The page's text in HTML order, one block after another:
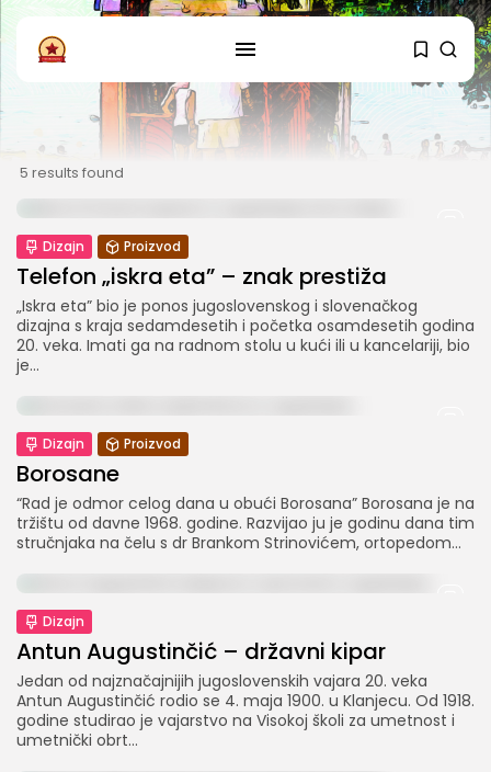
PRATITE NAS
Instagram
PRIDRUŽITE NAM SE
5 results found
Dizajn Proizvod
Telefon „iskra eta” – znak prestiža
„Iskra eta” bio je ponos jugoslovenskog i slovenačkog
dizajna s kraja sedamdesetih i početka osamdesetih godina
20. veka. Imati ga na radnom stolu u kući ili u kancelariji, bio
je...
Dizajn Proizvod
Borosane
“Rad je odmor celog dana u obući Borosana” Borosana je na
tržištu od davne 1968. godine. Razvijao ju je godinu dana tim
stručnjaka na čelu s dr Brankom Strinovićem, ortopedom...
Dizajn
Antun Augustinčić – državni kipar
Jedan od najznačajnijih jugoslovenskih vajara 20. veka
Antun Augustinčić rodio se 4. maja 1900. u Klanjecu. Od 1918.
godine studirao je vajarstvo na Visokoj školi za umetnost i
umetnički obrt...